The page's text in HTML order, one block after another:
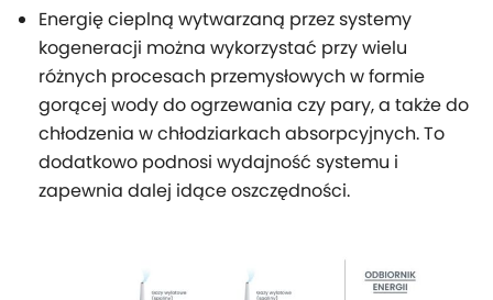
Energię cieplną wytwarzaną przez systemy
kogeneracji można wykorzystać przy wielu
różnych procesach przemysłowych w formie
gorącej wody do ogrzewania czy pary, a także do
chłodzenia w chłodziarkach absorpcyjnych. To
dodatkowo podnosi wydajność systemu i
zapewnia dalej idące oszczędności.